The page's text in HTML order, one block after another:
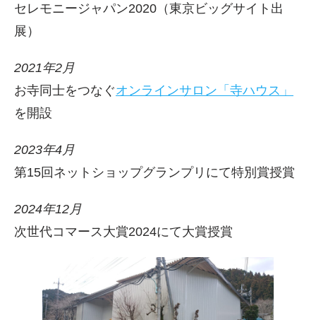
セレモニージャパン2020（東京ビッグサイト出
展）
2021年2月
お寺同士をつなぐオンラインサロン「寺ハウス」
を開設
2023年4月
第15回ネットショップグランプリにて特別賞授賞
2024年12月
次世代コマース大賞2024にて大賞授賞